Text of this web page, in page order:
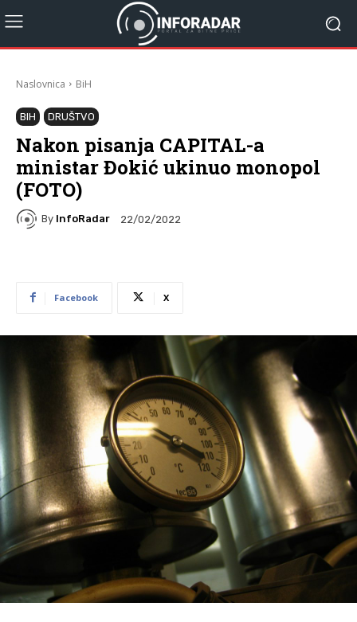
Naslovnica BiH
BIH DRUŠTVO
Nakon pisanja CAPITAL-a
ministar Đokić ukinuo monopol
(FOTO)
By InfoRadar 22/02/2022
Facebook X